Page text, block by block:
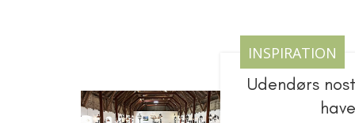
INSPIRATION
Udendørs